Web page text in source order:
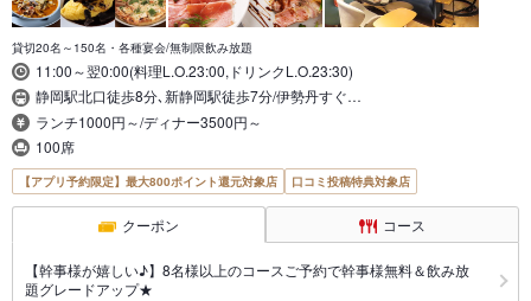
貸切20名～150名・各種宴会/無制限飲み放題
11:00～翌0:00(料理L.O.23:00,ドリンクL.O.23:30)
静岡駅北口徒歩8分､新静岡駅徒歩7分/伊勢丹すぐ…
ランチ1000円～/ディナー3500円～
100席
【アプリ予約限定】最大800ポイント還元対象店 口コミ投稿特典対象店
クーポン コース
【幹事様が嬉しい♪】8名様以上のコースご予約で幹事様無料＆飲み放
題グレードアップ★